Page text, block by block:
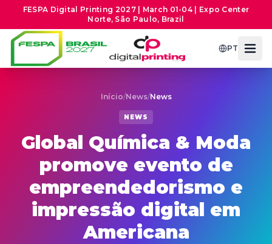
FESPA Digital Printing 2027 | March 01-04 | Expo Center
Norte, São Paulo, Brazil
PT
Início/News/News
NEWS
Global Química & Moda
promove evento de
empreendedorismo e
impressão digital em
Americana